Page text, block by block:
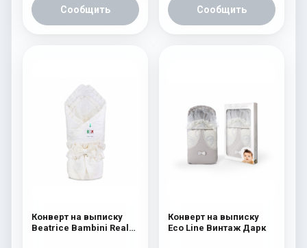
Сообщить Сообщить
Конверт на выписку
Beatrice Bambini Reale
Конверт на выписку
Eco Line Винтаж Дарк